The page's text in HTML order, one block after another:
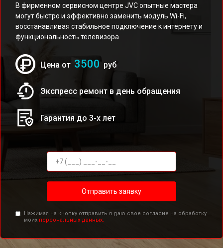
В фирменном сервисном центре JVC опытные мастера
могут быстро и эффективно заменить модуль Wi-Fi,
восстанавливая стабильное подключение к интернету и
функциональность телевизора.
Цена от 3500 руб
Экспресс ремонт в день обращения
Гарантия до 3-х лет
Отправить заявку
Нажимая на кнопку отправить я даю свое согласие на обработку
моих персональных данных.